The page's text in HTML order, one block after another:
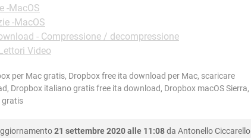
-MacOS
-MacOS
- Compressione / decompressione
Video
per Mac gratis, Dropbox free ita download per Mac, scaricare
Dropbox italiano gratis free ita download, Dropbox macOS Sierra,
gratis
21 settembre 2020 alle 11:08da Antonello Ciccarello